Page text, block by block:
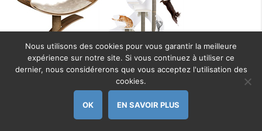
Nous utilisons des cookies pour vous garantir la meilleure
expérience sur notre site. Si vous continuez à utiliser ce
dernier, nous considérerons que vous acceptez l'utilisation des
cookies.
OK EN SAVOIR PLUS